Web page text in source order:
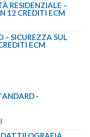
RESIDENZIALE –
12 CREDITI ECM
– SICUREZZA SUL
ECM
-